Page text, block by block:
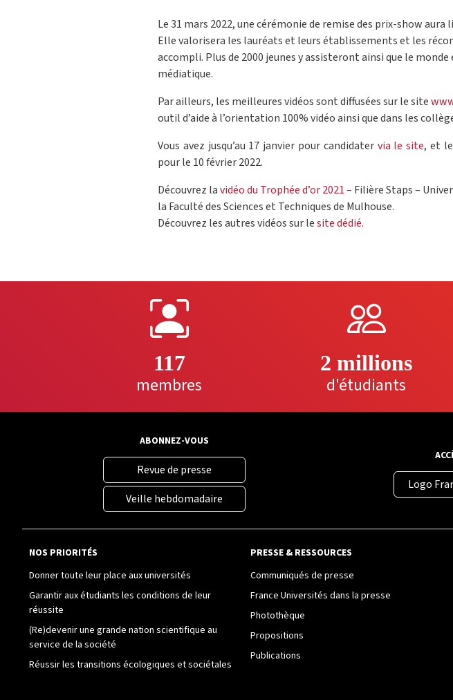
Le 31 mars 2022, une cérémonie de remise des prix-show aura
Elle valorisera les lauréats et leurs établissements et les
accompli. Plus de 2000 jeunes y assisteront ainsi que le
médiatique.
Par ailleurs, les meilleures vidéos sont diffusées sur le site
outil d’aide à l’orientation 100% vidéo ainsi que dans les
Vous avez jusqu’au 17 janvier pour candidater via le site, et
pour le 10 février 2022.
Découvrez lavidéo du Trophée d’or 2021– Filière Staps –
la Faculté des Sciences et Techniques de Mulhouse.
Découvrez les autres vidéos sur lesite dédié.
117
membres
2 millions
d'étudiants
ABONNEZ-VOUS
Revue de presse
Veille hebdomadaire
Logo
NOS PRIORITÉS
Donner toute leur place aux universités
Garantir aux étudiants les conditions de leur
réussite
(Re)devenir une grande nation scientifique au
service de la société
Réussir les transitions écologiques et sociétales
PRESSE & RESSOURCES
Communiqués de presse
France Universités dans la presse
Photothèque
Propositions
Publications